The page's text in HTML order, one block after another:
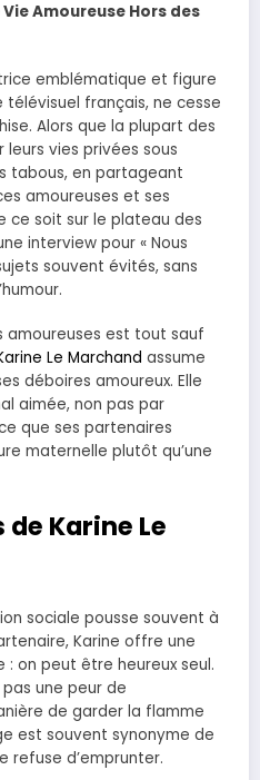
Amoureuse Hors des
emblématique et figure
français, ne cesse
Alors que la plupart des
vies privées sous
tabous, en partageant
amoureuses et ses
ce soit sur le plateau des
interview pour « Nous
souvent évités, sans
amoureuses est tout sauf
Le Marchand assume
déboires amoureux. Elle
aimée, non pas par
que ses partenaires
maternelle plutôt qu’une
Karine Le
sociale pousse souvent à
Karine offre une
on peut être heureux seul.
une peur de
de garder la flamme
est souvent synonyme de
refuse d’emprunter.